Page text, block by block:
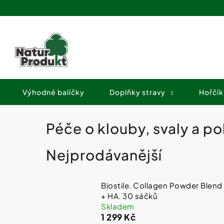
na
Výhodné balíčky Doplňky stravy
Péče o klouby, svaly a
Nejprodávanější
Biostile. Collagen Powder Blend
+ HA. 30 sáčků
Skladem
1 299 Kč
o
obchodu
obchodu